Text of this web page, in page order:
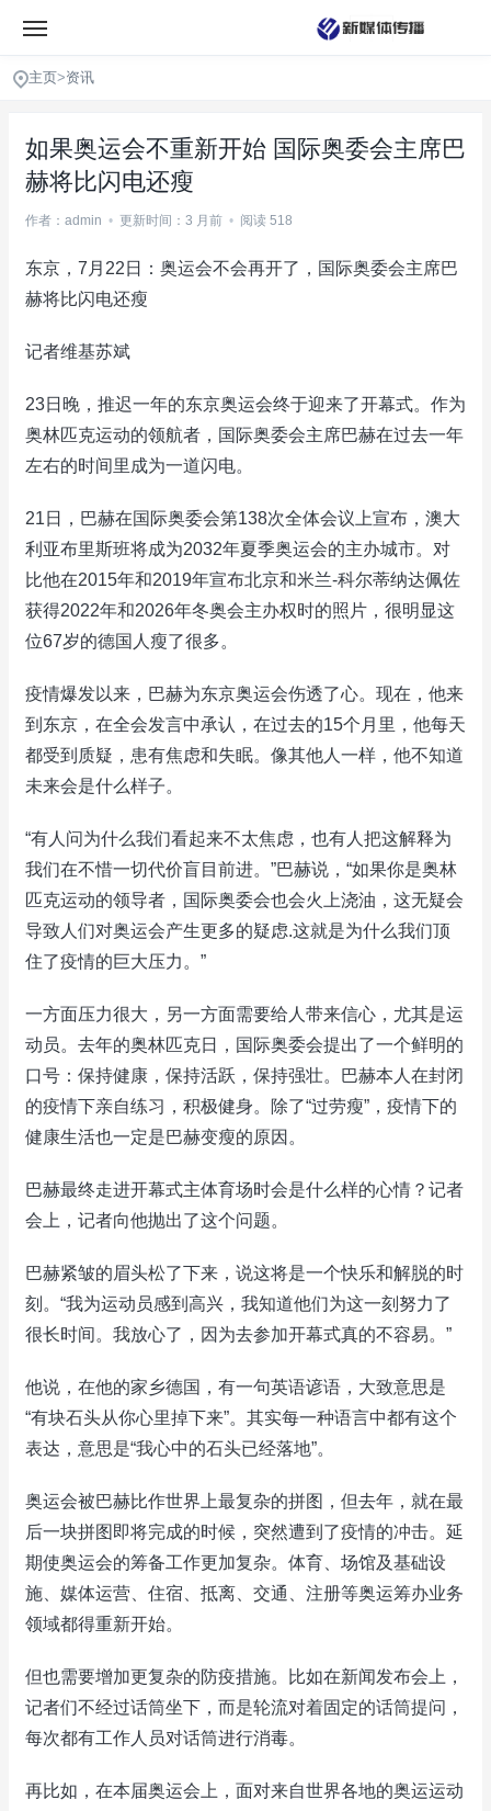
主页>资讯
如果奥运会不重新开始 国际奥委会主席巴
赫将比闪电还瘦
作者：admin • 更新时间：3 月前 • 阅读 518
东京，7月22日：奥运会不会再开了，国际奥委会主席巴
赫将比闪电还瘦
记者维基苏斌
23日晚，推迟一年的东京奥运会终于迎来了开幕式。作为
奥林匹克运动的领航者，国际奥委会主席巴赫在过去一年
左右的时间里成为一道闪电。
21日，巴赫在国际奥委会第138次全体会议上宣布，澳大
利亚布里斯班将成为2032年夏季奥运会的主办城市。对
比他在2015年和2019年宣布北京和米兰-科尔蒂纳达佩佐
获得2022年和2026年冬奥会主办权时的照片，很明显这
位67岁的德国人瘦了很多。
疫情爆发以来，巴赫为东京奥运会伤透了心。现在，他来
到东京，在全会发言中承认，在过去的15个月里，他每天
都受到质疑，患有焦虑和失眠。像其他人一样，他不知道
未来会是什么样子。
“有人问为什么我们看起来不太焦虑，也有人把这解释为
我们在不惜一切代价盲目前进。”巴赫说，“如果你是奥林
匹克运动的领导者，国际奥委会也会火上浇油，这无疑会
导致人们对奥运会产生更多的疑虑.这就是为什么我们顶
住了疫情的巨大压力。”
一方面压力很大，另一方面需要给人带来信心，尤其是运
动员。去年的奥林匹克日，国际奥委会提出了一个鲜明的
口号：保持健康，保持活跃，保持强壮。巴赫本人在封闭
的疫情下亲自练习，积极健身。除了“过劳瘦”，疫情下的
健康生活也一定是巴赫变瘦的原因。
巴赫最终走进开幕式主体育场时会是什么样的心情？记者
会上，记者向他抛出了这个问题。
巴赫紧皱的眉头松了下来，说这将是一个快乐和解脱的时
刻。“我为运动员感到高兴，我知道他们为这一刻努力了
很长时间。我放心了，因为去参加开幕式真的不容易。”
他说，在他的家乡德国，有一句英语谚语，大致意思是
“有块石头从你心里掉下来”。其实每一种语言中都有这个
表达，意思是“我心中的石头已经落地”。
奥运会被巴赫比作世界上最复杂的拼图，但去年，就在最
后一块拼图即将完成的时候，突然遭到了疫情的冲击。延
期使奥运会的筹备工作更加复杂。体育、场馆及基础设
施、媒体运营、住宿、抵离、交通、注册等奥运筹办业务
领域都得重新开始。
但也需要增加更复杂的防疫措施。比如在新闻发布会上，
记者们不经过话筒坐下，而是轮流对着固定的话筒提问，
每次都有工作人员对话筒进行消毒。
再比如，在本届奥运会上，面对来自世界各地的奥运运动